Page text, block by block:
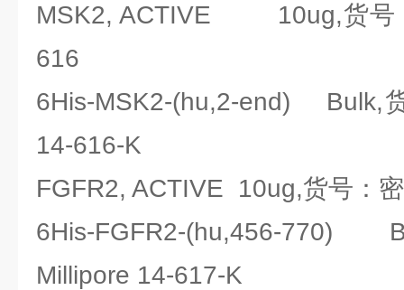
MSK2, ACTIVE 10ug,货号
616
6His-MSK2-(hu,2-end) Bulk,
14-616-K
FGFR2, ACTIVE 10ug,货号：
6His-FGFR2-(hu,456-770)
Millipore 14-617-K